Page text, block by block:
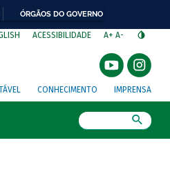
ÓRGÃOS DO GOVERNO
ACESSIBILIDADE A+ A-
CONHECIMENTO IMPRENSA